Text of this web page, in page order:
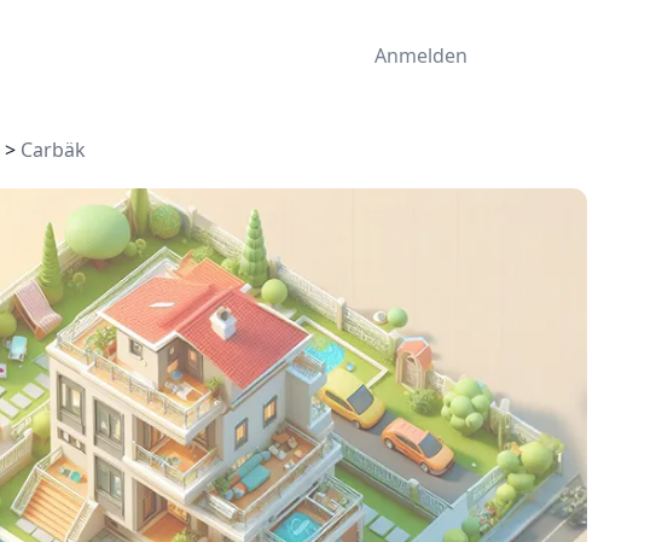
Anmelden
> Carbäk